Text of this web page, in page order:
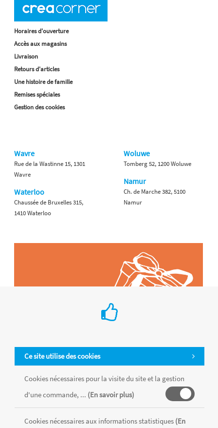
Ce site utilise des cookies
Cookies nécessaires pour la visite du site et la gestion
d'une commande, ... (En savoir plus)
Cookies nécessaires aux informations statistiques (En
Horaires d'ouverture
Accès aux magasins
Livraison
Retours d'articles
Une histoire de famille
Remises spéciales
Gestion des cookies
Wavre
Rue de la Wastinne 15, 1301
Wavre
Waterloo
Chaussée de Bruxelles 315,
1410 Waterloo
Woluwe
Tomberg 52, 1200 Woluwe
Namur
Ch. de Marche 382, 5100
Namur
Tous les produits sont vendus dans la limite des stocks disponibles de